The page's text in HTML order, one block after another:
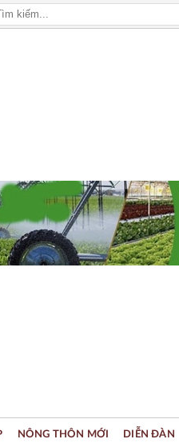
NÔNG THÔN MỚI DIỄN ĐÀN